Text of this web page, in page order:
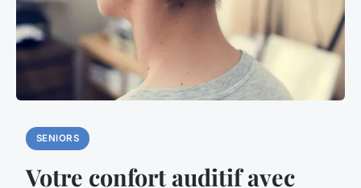
SENIORS
Votre confort auditif avec